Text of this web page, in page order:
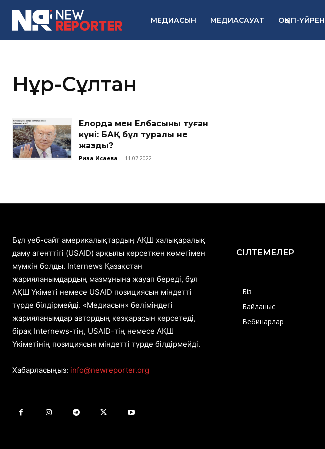
МЕДИАСЫН МЕДИАСАУАТ ОҚЫП-ҮЙРЕН
Нұр-Сұлтан
Елорда мен Елбасының туған
күні: БАҚ бұл туралы не
жазды?
Риза Исаева - 11.07.2022
Бұл уеб-сайт америкалықтардың АҚШ халықаралық
даму агенттігі (USAID) арқылы көрсеткен көмегімен
мүмкін болды. Internews Қазақстан
жарияланымдардың мазмұнына жауап береді, бұл
АҚШ Үкіметі немесе USAID позициясын міндетті
түрде білдірмейді. «Медиасын» бөліміндегі
жарияланымдар автордың көзқарасын көрсетеді,
бірақ Internews-тің, USAID-тің немесе АҚШ
Үкіметінің позициясын міндетті түрде білдірмейді.
Хабарласыңыз: info@newreporter.org
СІЛТЕМЕЛЕР
Біз
Байланыс
Вебинарлар